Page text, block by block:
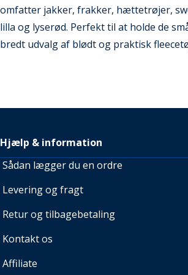
omfatter jakker, frakker, hættetrøjer,
lilla og lyserød. Perfekt til at holde de
bredt udvalg af blødt og praktisk
Hjælp & information
Sådan lægger du en ordre
Levering og fragt
Retur og tilbagebetaling
Kontakt os
Affiliate